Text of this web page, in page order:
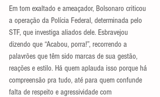
Em tom exaltado e ameaçador, Bolsonaro criticou
a operação da Polícia Federal, determinada pelo
STF, que investiga aliados dele. Esbravejou
dizendo que “Acabou, porra!”, recorrendo a
palavrões que têm sido marcas de sua gestão,
reações e estilo. Há quem aplauda isso porque há
compreensão pra tudo, até para quem confunde
falta de respeito e agressividade com